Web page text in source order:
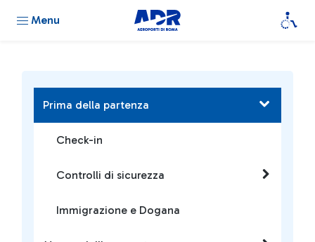
Menu
Prima della partenza
Check-in
Controlli di sicurezza
Immigrazione e Dogana